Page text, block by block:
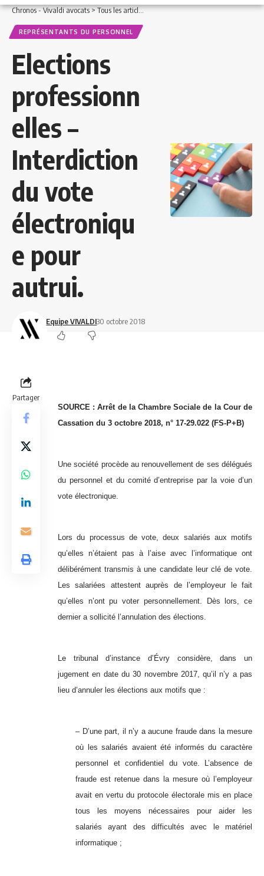
Chronos - Vivaldi avocats>Tous les articles >Ressources humaines>
REPRÉSENTANTS DU PERSONNEL
Elections
professionn
elles –
Interdiction
du vote
électroniqu
e pour
autrui.
Equipe VIVALDI30 octobre 2018
Partager
SOURCE :Arrêt de la Chambre Sociale de la Cour de
Cassation du 3 octobre 2018, n° 17-29.022 (FS-P+B)
Une société procède au renouvellement de ses délégués
du personnel et du comité d’entreprise par la voie d’un
vote électronique.
Lors du processus de vote, deux salariés aux motifs
qu’elles n’étaient pas à l’aise avec l’informatique ont
délibérément transmis à une candidate leur clé de vote.
Les salariées attestent auprès de l’employeur le fait
qu’elles n’ont pu voter personnellement. Dès lors, ce
dernier a sollicité l’annulation des élections.
Le tribunal d’instance d’Évry considère, dans un
jugement en date du 30 novembre 2017, qu’il n’y a pas
lieu d’annuler les élections aux motifs que :
– D’une part, il n’y a aucune fraude dans la mesure
où les salariés avaient été informés du caractère
personnel et confidentiel du vote. L’absence de
fraude est retenue dans la mesure où l’employeur
avait en vertu du protocole électorale mis en place
tous les moyens nécessaires pour aider les
salariés ayant des difficultés avec le matériel
informatique ;